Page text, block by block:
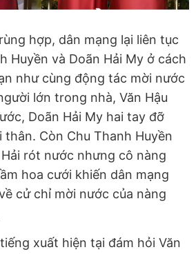
hợp, dân mạng lại liên tục
Huyền và Doãn Hải My ở cách
như cùng động tác mời nước
lớn trong nhà, Văn Hậu
Doãn Hải My hai tay đỡ
thân. Còn Chu Thanh Huyền
rót nước nhưng cô nàng
hoa cưới khiến dân mạng
cử chỉ mời nước của nàng
xuất hiện tại đám hỏi Văn